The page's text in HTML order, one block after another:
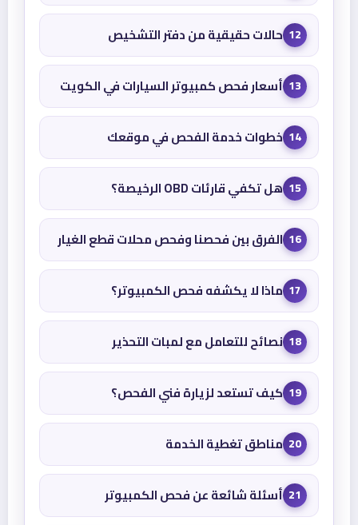
12 حالات حقيقية من دفتر التشخيص
13 أسعار فحص كمبيوتر السيارات في الكويت
14 خطوات خدمة الفحص في موقعك
15 هل تكفي قارئات OBD الرخيصة؟
16 الفرق بين فحصنا وفحص محلات قطع الغيار
17 ماذا لا يكشفه فحص الكمبيوتر؟
18 نصائح للتعامل مع لمبات التحذير
19 كيف تستعد لزيارة فني الفحص؟
20 مناطق تغطية الخدمة
21 أسئلة شائعة عن فحص الكمبيوتر